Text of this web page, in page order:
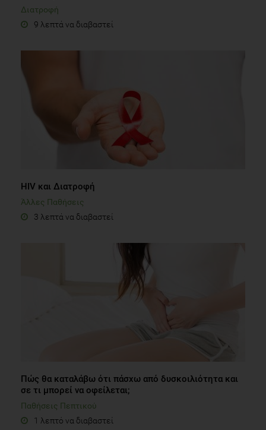
Διατροφή
9 λεπτά να διαβαστεί
HIV και Διατροφή
Άλλες Παθήσεις
3 λεπτά να διαβαστεί
Πώς θα καταλάβω ότι πάσχω από δυσκοιλιότητα και
σε τι μπορεί να οφείλεται;
Παθήσεις Πεπτικού
1 λεπτό να διαβαστεί